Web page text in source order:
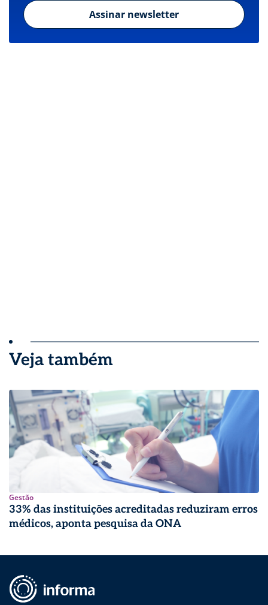
Assinar newsletter
Veja também
Gestão
33% das instituições acreditadas reduziram erros
médicos, aponta pesquisa da ONA